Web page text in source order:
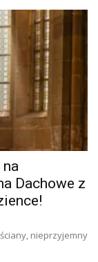
Dachowe z
nieprzyjemny